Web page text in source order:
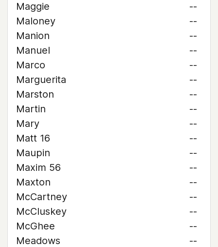
Maggie
--
Maloney
--
Manion
--
Manuel
--
Marco
--
Marguerita
--
Marston
--
Martin
--
Mary
--
Matt 16
--
Maupin
--
Maxim 56
--
Maxton
--
McCartney
--
McCluskey
--
McGhee
--
Meadows
--